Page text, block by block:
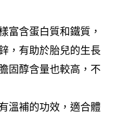
富含蛋白質和鐵質，
，有助於胎兒的生長
固醇含量也較高，不
溫補的功效，適合體